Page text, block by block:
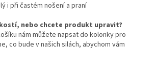
i při častém nošení a praní
nebo chcete produkt upravit?
nám můžete napsat do kolonky pro
co bude v našich silách, abychom vám